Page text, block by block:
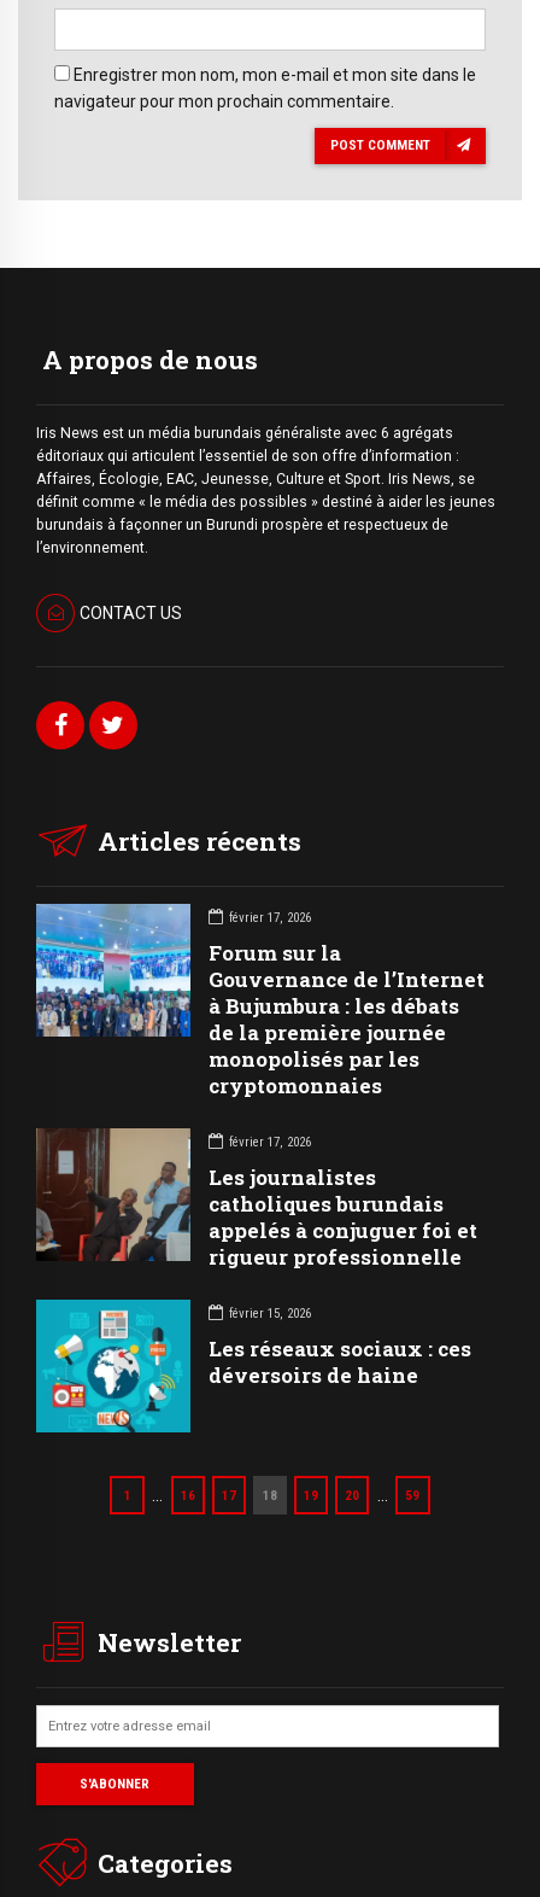
Enregistrer mon nom, mon e-mail et mon site dans le
navigateur pour mon prochain commentaire.
POST COMMENT
A propos de nous
Iris News est un média burundais généraliste avec 6 agrégats
éditoriaux qui articulent l’essentiel de son offre d’information :
Affaires, Écologie, EAC, Jeunesse, Culture et Sport. Iris News, se
définit comme « le média des possibles » destiné à aider les jeunes
burundais à façonner un Burundi prospère et respectueux de
l’environnement.
CONTACT US
Articles récents
février 17, 2026
Forum sur la
Gouvernance de l’Internet
à Bujumbura : les débats
de la première journée
monopolisés par les
cryptomonnaies
février 17, 2026
Les journalistes
catholiques burundais
appelés à conjuguer foi et
rigueur professionnelle
février 15, 2026
Les réseaux sociaux : ces
déversoirs de haine
1 16 17 18 19 20 59
Newsletter
Categories